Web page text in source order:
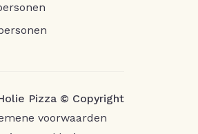
Pizza © Copyright
voorwaarden